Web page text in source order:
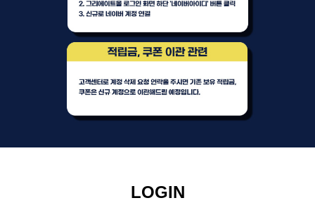
LOGIN